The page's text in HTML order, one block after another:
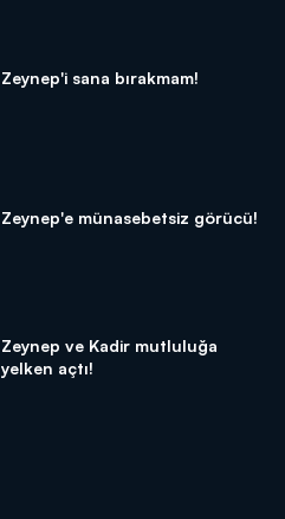
Zeynep'i sana bırakmam!
Zeynep'e münasebetsiz görücü!
Zeynep ve Kadir mutluluğa
yelken açtı!